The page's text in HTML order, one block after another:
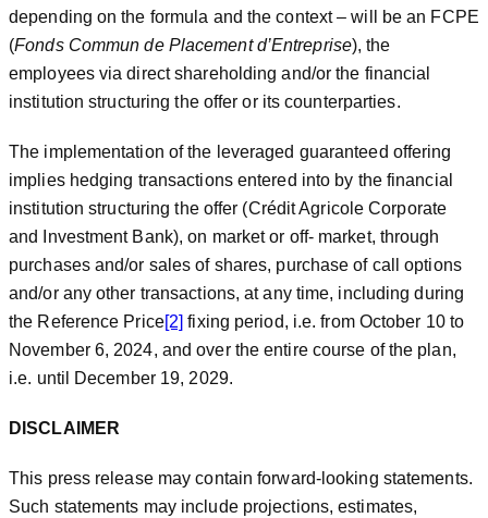
depending on the formula and the context – will be an FCPE
(Fonds Commun de Placement d’Entreprise), the
employees via direct shareholding and/or the financial
institution structuring the offer or its counterparties.
The implementation of the leveraged guaranteed offering
implies hedging transactions entered into by the financial
institution structuring the offer (Crédit Agricole Corporate
and Investment Bank), on market or off- market, through
purchases and/or sales of shares, purchase of call options
and/or any other transactions, at any time, including during
the Reference Price[2] fixing period, i.e. from October 10 to
November 6, 2024, and over the entire course of the plan,
i.e. until December 19, 2029.
DISCLAIMER
This press release may contain forward-looking statements.
Such statements may include projections, estimates,